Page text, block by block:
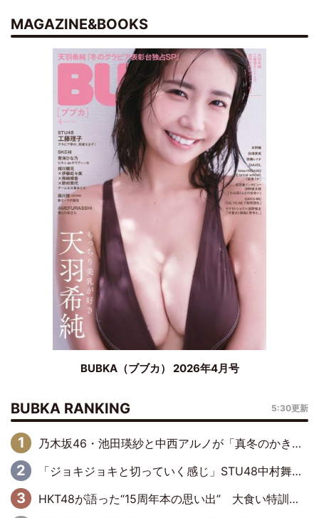
MAGAZINE&BOOKS
BUBKA（ブブカ） 2026年4月号
BUBKA RANKING 5:30更新
乃木坂46・池田瑛紗と中西アルノが「真冬のかき氷」騒動で火花散らす！ 因縁の裏にあるのは、逆境をともに“凌”ぐ似た者同士の絆
「ジョキジョキと切っていく感じ」STU48中村舞、新しい挑戦は自らの手で
HKT48が語った“15周年本の思い出” 大食い特訓・守護霊企画・制服グラビア…盛りだくさんの裏話